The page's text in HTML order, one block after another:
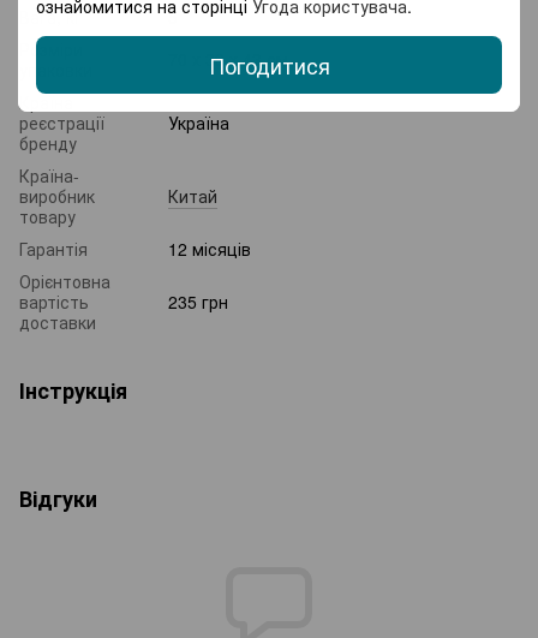
ознайомитися на сторінці Угода користувача.
Погодитися
Вага, кг
5
Розміри
70 х 39 х 43 см
Країна
реєстрації
бренду
Україна
Країна-
виробник
товару
Китай
Гарантія
12 місяців
Орієнтовна
вартість
доставки
235 грн
Інструкція
Відгуки